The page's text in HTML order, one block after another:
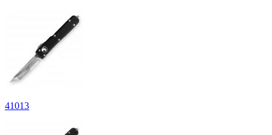
41013